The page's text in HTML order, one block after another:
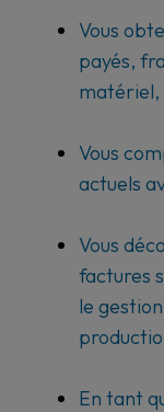
Vous
payés,
matériel,
Vous
actuels
Vous
factures
le
En tant